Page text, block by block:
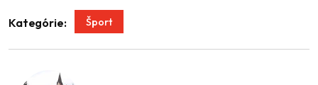
Kategórie: Šport